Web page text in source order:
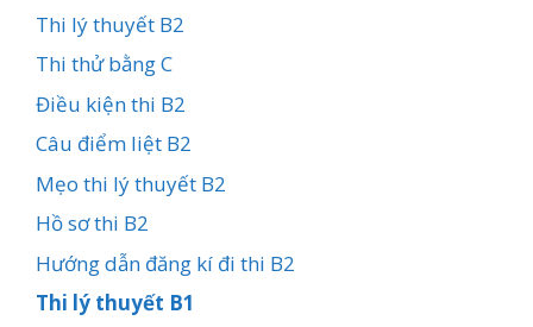
Thi lý thuyết B2
Thi thử bằng C
Điều kiện thi B2
Câu điểm liệt B2
Mẹo thi lý thuyết B2
Hồ sơ thi B2
Hướng dẫn đăng kí đi thi B2
Thi lý thuyết B1